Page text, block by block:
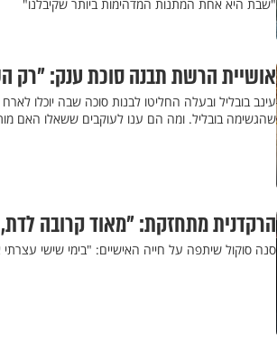
"שבת היא אחת המתנות המדהימות ביותר שקיבלנו"
אושיית הרשת תבנה סוכת ענק: "רק
עינב בובליל ובעלה החליטו לבנות סוכה שבה יוכלו
שהגשימה בובליל. ומה הם ענו לעוקבים ששאלו האם
הרקדנית מתחזקת: "מאוד קרובה לדת,
סנה סוקול שיתפה על חייה האישיים: "בימי שישי